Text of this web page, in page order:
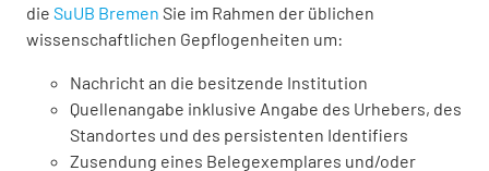
die SuUB Bremen Sie im Rahmen der üblichen
wissenschaftlichen Gepflogenheiten um:
Nachricht an die besitzende Institution
Quellenangabe inklusive Angabe des Urhebers, des
Standortes und des persistenten Identifiers
Zusendung eines Belegexemplares und/oder